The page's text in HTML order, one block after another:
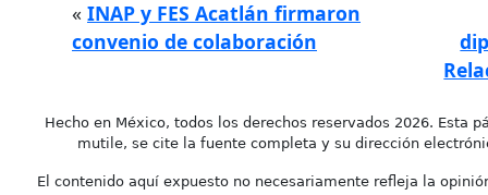
« INAP y FES Acatlán firmaron
convenio de colaboración
Hecho en México, todos los derechos reservados 2026. Esta
mutile, se cite la fuente completa y su dirección
El contenido aquí expuesto no necesariamente refleja la